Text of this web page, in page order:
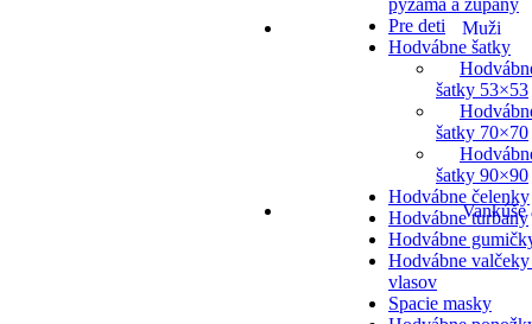
Muži
Vankúše
pyžamá a župany
Pre deti
Hodvábne šatky
šatky 53×53
šatky 70×70
šatky 90×90
Hodvábne čelenky
Hodvábne turbany
Hodvábne
Hodvábne
vlasov
Spacie masky